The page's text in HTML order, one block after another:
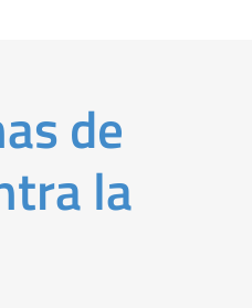
de
la